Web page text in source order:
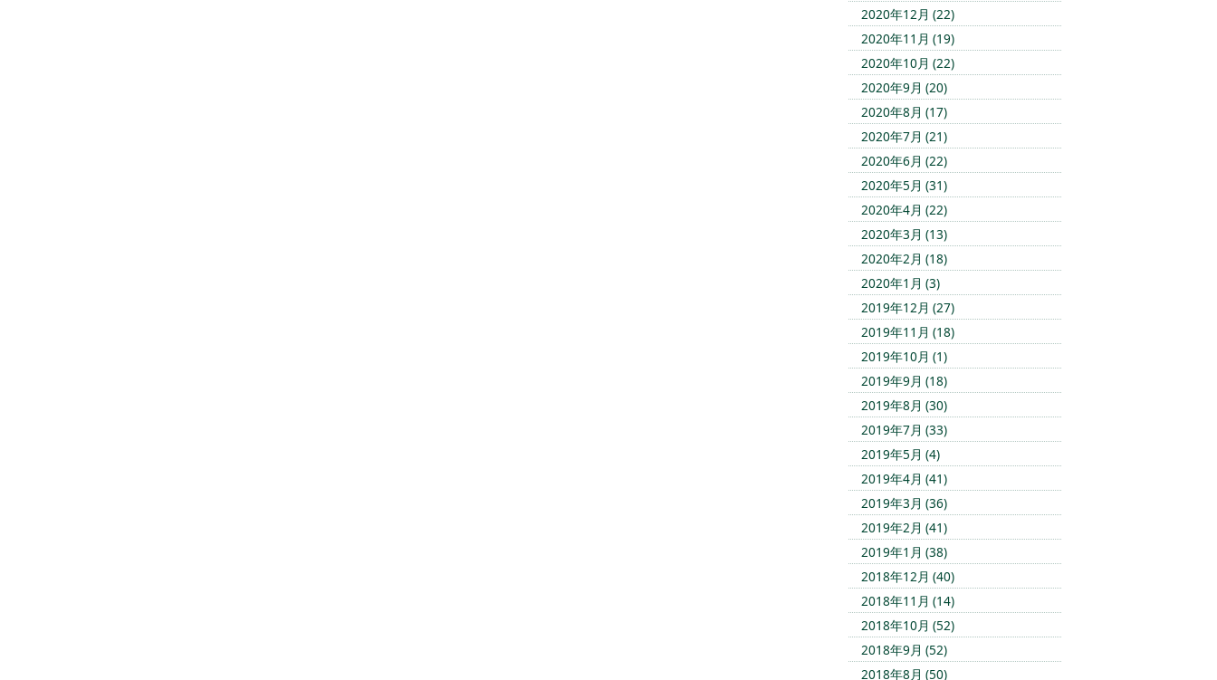
2020年12月 (22)
2020年11月 (19)
2020年10月 (22)
2020年9月 (20)
2020年8月 (17)
2020年7月 (21)
2020年6月 (22)
2020年5月 (31)
2020年4月 (22)
2020年3月 (13)
2020年2月 (18)
2020年1月 (3)
2019年12月 (27)
2019年11月 (18)
2019年10月 (1)
2019年9月 (18)
2019年8月 (30)
2019年7月 (33)
2019年5月 (4)
2019年4月 (41)
2019年3月 (36)
2019年2月 (41)
2019年1月 (38)
2018年12月 (40)
2018年11月 (14)
2018年10月 (52)
2018年9月 (52)
2018年8月 (50)